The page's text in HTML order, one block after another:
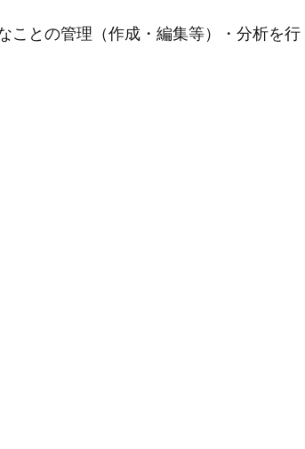
ことの管理（作成・編集等）・分析を行